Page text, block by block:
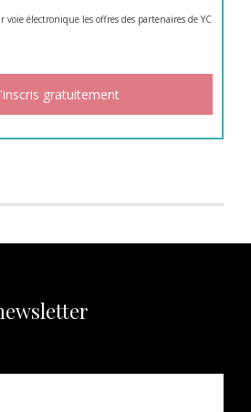
voie électronique les offres des partenaires de YC